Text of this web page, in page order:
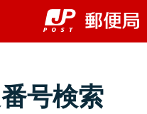
号検索